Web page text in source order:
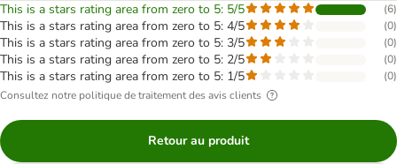
This is a stars rating area from zero to 5: 5/5 (6)
This is a stars rating area from zero to 5: 4/5 (0)
This is a stars rating area from zero to 5: 3/5 (0)
This is a stars rating area from zero to 5: 2/5 (0)
This is a stars rating area from zero to 5: 1/5 (0)
Consultez notre politique de traitement des avis clients
Retour au produit